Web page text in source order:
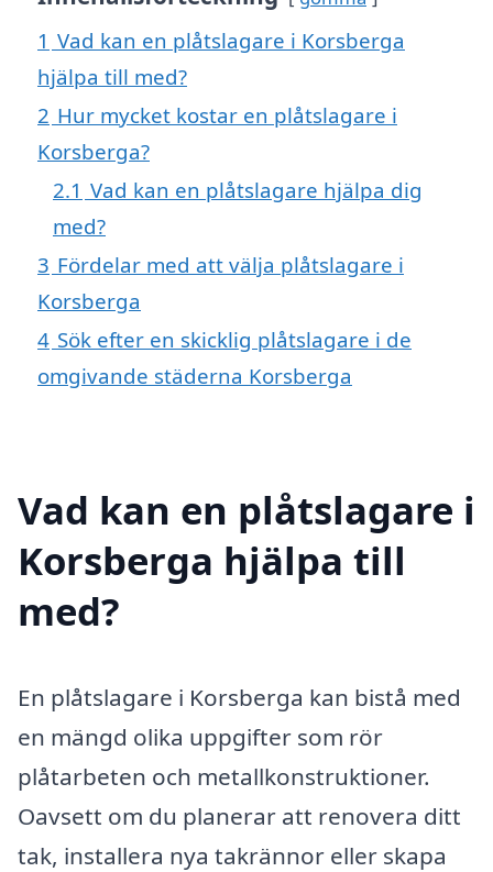
1 Vad kan en plåtslagare i Korsberga
hjälpa till med?
2 Hur mycket kostar en plåtslagare i
Korsberga?
2.1 Vad kan en plåtslagare hjälpa dig
med?
3 Fördelar med att välja plåtslagare i
Korsberga
4 Sök efter en skicklig plåtslagare i de
omgivande städerna Korsberga
Vad kan en plåtslagare i
Korsberga hjälpa till
med?
En plåtslagare i Korsberga kan bistå med
en mängd olika uppgifter som rör
plåtarbeten och metallkonstruktioner.
Oavsett om du planerar att renovera ditt
tak, installera nya takrännor eller skapa